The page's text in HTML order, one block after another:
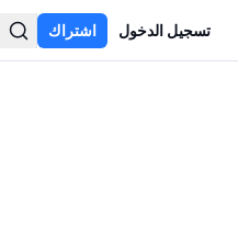
تسجيل الدخول اشتراك